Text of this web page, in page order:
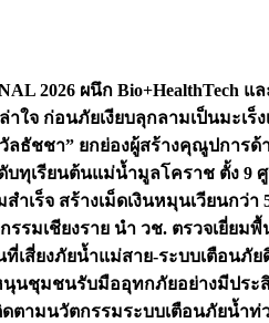
2026 ผนึก Bio+HealthTech
ใจ ก่อนภัยเงียบลุกลามเป็นมะเร็ง
ลธัชชา” ยกย่องผู้สร้างคุณูปการ
บทุเรียนต้นแม่น้ำมูลโคราช ตั้ง
ำเร็จ สร้างเม็ดเงินหมุนเวียนกว่
รรมเชียงราย นำ วช. ตรวจเยี่ย
เสี่ยงภัยน้ำแม่สาย-ระบบเตือน
นุนชุมชนรับมืออุทกภัยอย่างมีประ
ดตามนวัตกรรมระบบเตือนภัยน้